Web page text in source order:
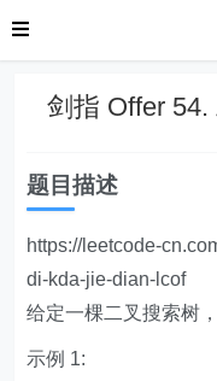
剑指 Offer
题目描述
https://leetcode-
di-kda-jie-dian-lcof
给定一棵二叉搜索树
示例 1: